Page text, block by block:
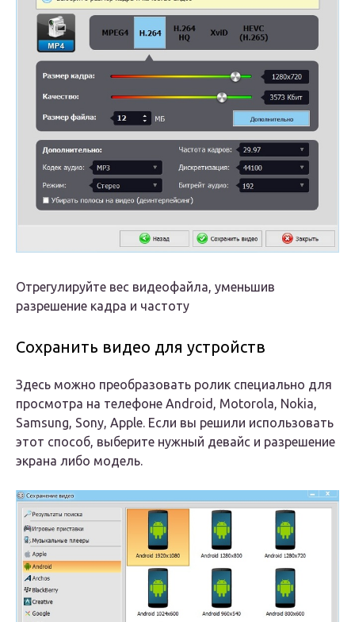
Отрегулируйте вес видеофайла, уменьшив
разрешение кадра и частоту
Сохранить видео для устройств
Здесь можно преобразовать ролик специально для
просмотра на телефоне Android, Motorola, Nokia,
Samsung, Sony, Apple. Если вы решили использовать
этот способ, выберите нужный девайс и разрешение
экрана либо модель.